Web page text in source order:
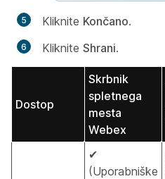
Kliknite Končano.
Kliknite Shrani.
Dostop
Skrbnik
spletnega
mesta
Webex
✔
(Uporabniške